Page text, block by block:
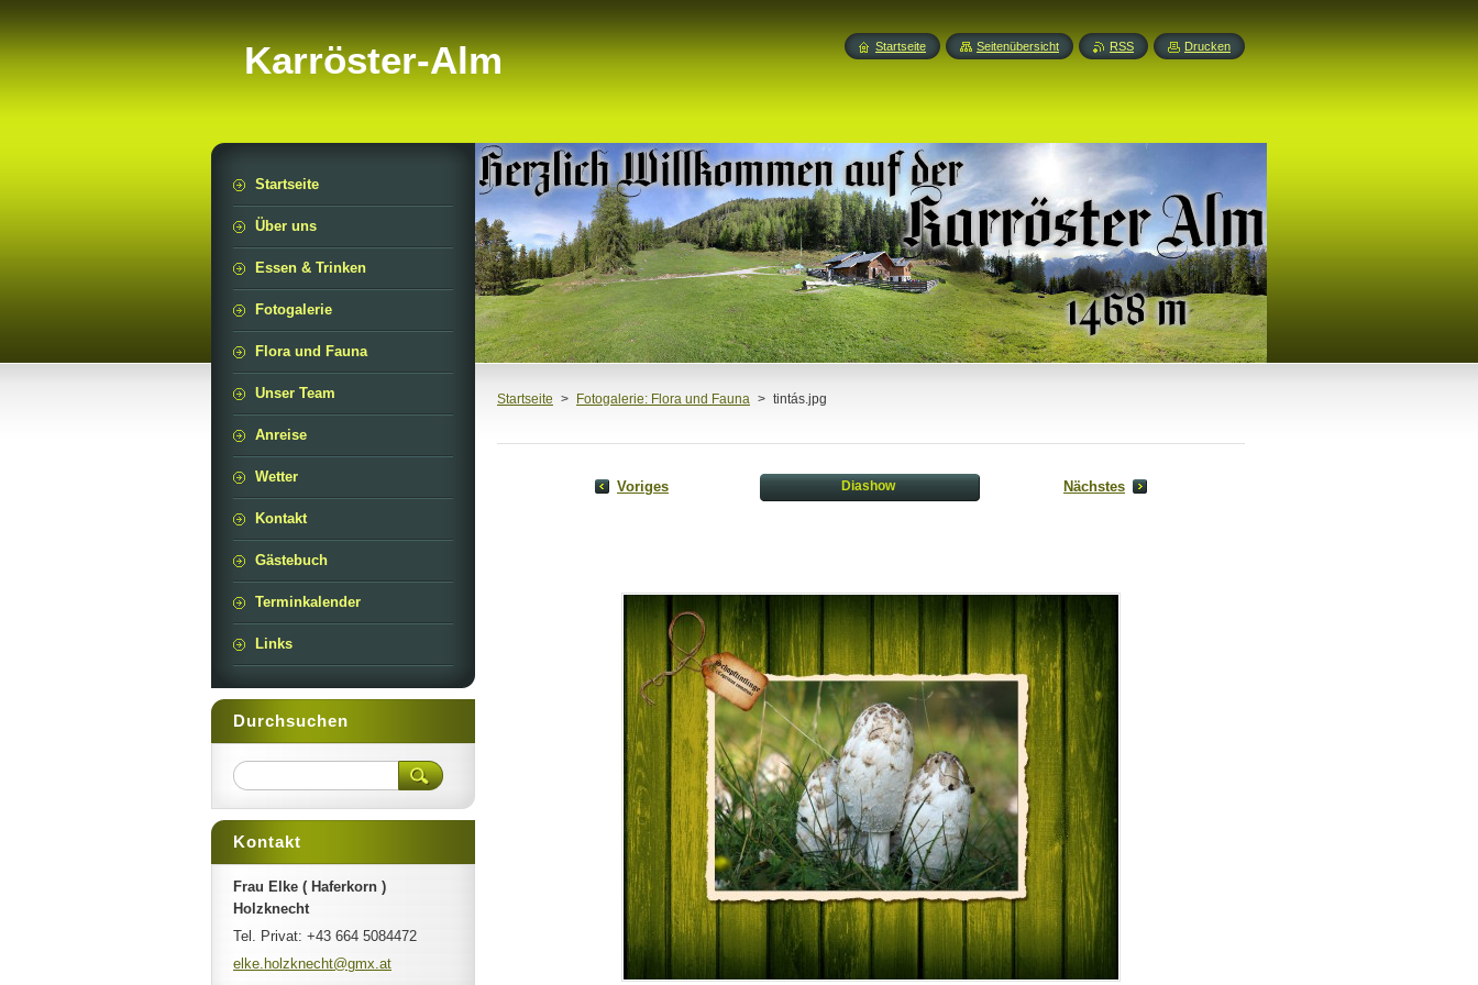
Karröster-Alm
Startseite > Fotogalerie: Flora und Fauna > tintás.jpg
Voriges Diashow Nächstes
Startseite
Über uns
Essen & Trinken
Fotogalerie
Flora und Fauna
Unser Team
Anreise
Wetter
Kontakt
Gästebuch
Terminkalender
Links
Durchsuchen
Kontakt
Frau Elke ( Haferkorn )
Holzknecht
Tel. Privat: +43 664 5084472
elke.hol zknecht@gmx.at
Startseite Seitenübersicht RSS Drucken